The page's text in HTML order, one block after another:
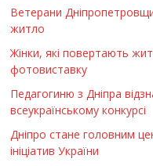
Ветерани
житло
Жінки, які повертають
фотовиставку
Педагогиню з Дніпра
всеукраїнському конкурсі
Дніпро стане головним
ініціатив України